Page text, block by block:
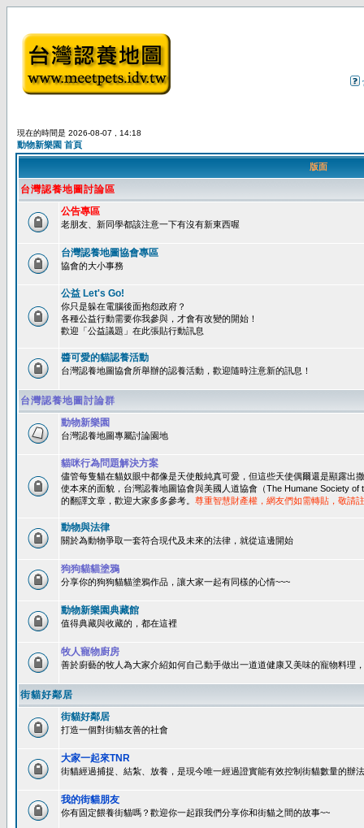
現在的時間是 2026-08-07 , 14:18
動物新樂園 首頁
版面
台灣認養地圖討論區
公告專區
老朋友、新同學都該注意一下有沒有新東西喔
台灣認養地圖協會專區
協會的大小事務
公益 Let's Go!
你只是躲在電腦後面抱怨政府？
各種公益行動需要你我參與，才會有改變的開始！
歡迎「公益議題」在此張貼行動訊息
醬可愛的貓認養活動
台灣認養地圖協會所舉辦的認養活動，歡迎隨時注意新的訊息！
台灣認養地圖討論群
動物新樂園
台灣認養地圖專屬討論園地
貓咪行為問題解決方案
儘管每隻貓在貓奴眼中都像是天使般純真可愛，但這些天使偶爾還是顯露出
使本來的面貌，台灣認養地圖協會與美國人道協會（The Humane Society
的翻譯文章，歡迎大家多多參考。 尊重智慧財產權，網友們如需轉貼，敬請
動物與法律
關於為動物爭取一套符合現代及未來的法律，就從這邊開始
狗狗貓貓塗鴉
分享你的狗狗貓貓塗鴉作品，讓大家一起有同樣的心情~~~
動物新樂園典藏館
值得典藏與收藏的，都在這裡
牧人寵物廚房
善於廚藝的牧人為大家介紹如何自己動手做出一道道健康又美味的寵物料理
街貓好鄰居
街貓好鄰居
打造一個對街貓友善的社會
大家一起來TNR
街貓經過捕捉、結紮、放養，是現今唯一經過證實能有效控制街貓數量的辦
我的街貓朋友
你有固定餵養街貓嗎？歡迎你一起跟我們分享你和街貓之間的故事~~